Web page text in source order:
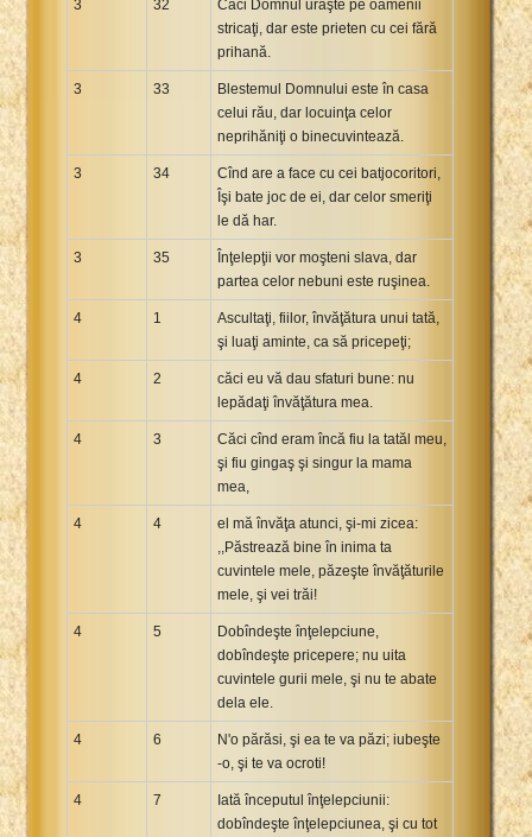
3 32
Căci Domnul urăşte pe oamenii
stricaţi, dar este prieten cu cei fără
prihană.
3 33
Blestemul Domnului este în casa
celui rău, dar locuinţa celor
neprihăniţi o binecuvintează.
3 34
Cînd are a face cu cei batjocoritori,
Îşi bate joc de ei, dar celor smeriţi
le dă har.
3 35
Înţelepţii vor moşteni slava, dar
partea celor nebuni este ruşinea.
4 1
Ascultaţi, fiilor, învăţătura unui tată,
şi luaţi aminte, ca să pricepeţi;
4 2
căci eu vă dau sfaturi bune: nu
lepădaţi învăţătura mea.
4 3
Căci cînd eram încă fiu la tatăl meu,
şi fiu gingaş şi singur la mama
mea,
4 4
el mă învăţa atunci, şi-mi zicea:
,,Păstrează bine în inima ta
cuvintele mele, păzeşte învăţăturile
mele, şi vei trăi!
4 5
Dobîndeşte înţelepciune,
dobîndeşte pricepere; nu uita
cuvintele gurii mele, şi nu te abate
dela ele.
4 6
N'o părăsi, şi ea te va păzi; iubeşte
-o, şi te va ocroti!
4 7
Iată începutul înţelepciunii:
dobîndeşte înţelepciunea, şi cu tot